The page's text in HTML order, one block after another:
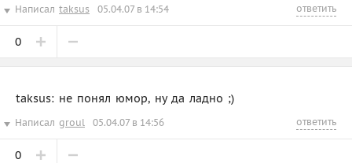
Написал taksus 05.04.07 в 14:54 ответить
0
taksus: не понял юмор, ну да ладно ;)
Написал groul 05.04.07 в 14:56 ответить
0